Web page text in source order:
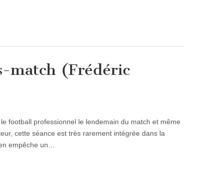
match (Frédéric
football professionnel le lendemain du match et même
cette séance est très rarement intégrée dans la
empêche un…